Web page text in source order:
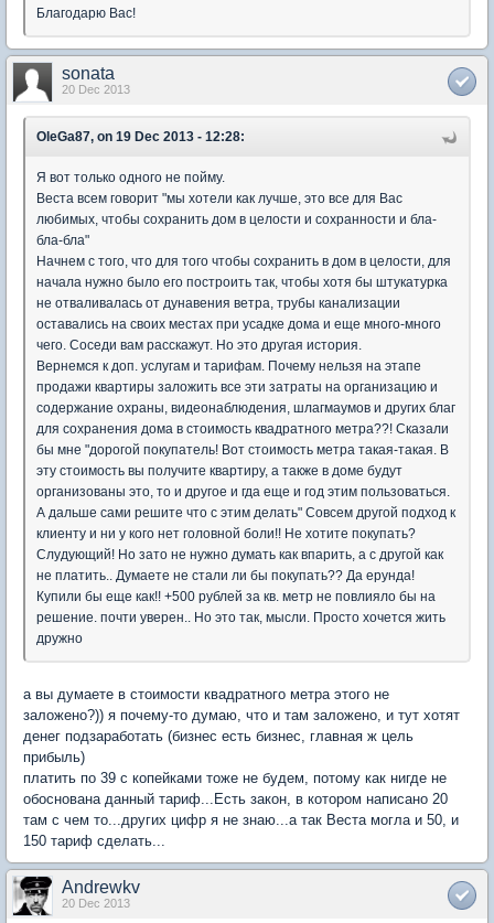
Благодарю Вас!
sonata
20 Dec 2013
OleGa87, on 19 Dec 2013 - 12:28:
Я вот только одного не пойму.
Веста всем говорит "мы хотели как лучше, это все для Вас
любимых, чтобы сохранить дом в целости и сохранности и бла-
бла-бла"
Начнем с того, что для того чтобы сохранить в дом в целости, для
начала нужно было его построить так, чтобы хотя бы штукатурка
не отваливалась от дунавения ветра, трубы канализации
оставались на своих местах при усадке дома и еще много-много
чего. Соседи вам расскажут. Но это другая история.
Вернемся к доп. услугам и тарифам. Почему нельзя на этапе
продажи квартиры заложить все эти затраты на организацию и
содержание охраны, видеонаблюдения, шлагмаумов и других благ
для сохранения дома в стоимость квадратного метра??! Сказали
бы мне "дорогой покупатель! Вот стоимость метра такая-такая. В
эту стоимость вы получите квартиру, а также в доме будут
организованы это, то и другое и гда еще и год этим пользоваться.
А дальше сами решите что с этим делать" Совсем другой подход к
клиенту и ни у кого нет головной боли!! Не хотите покупать?
Слудующий! Но зато не нужно думать как впарить, а с другой как
не платить.. Думаете не стали ли бы покупать?? Да ерунда!
Купили бы еще как!! +500 рублей за кв. метр не повлияло бы на
решение. почти уверен.. Но это так, мысли. Просто хочется жить
дружно
а вы думаете в стоимости квадратного метра этого не
заложено?)) я почему-то думаю, что и там заложено, и тут хотят
денег подзаработать (бизнес есть бизнес, главная ж цель
прибыль)
платить по 39 с копейками тоже не будем, потому как нигде не
обоснована данный тариф...Есть закон, в котором написано 20
там с чем то...других цифр я не знаю...а так Веста могла и 50, и
150 тариф сделать...
Andrewkv
20 Dec 2013